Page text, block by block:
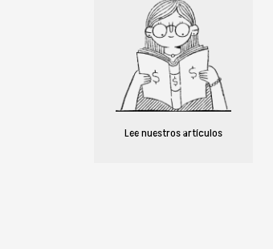
Lee nuestros artículos